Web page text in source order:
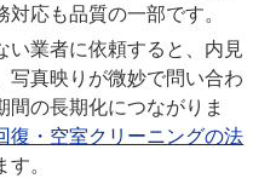
応も品質の一部です。
い業者に依頼すると、内見
写真映りが微妙で問い合わ
間の長期化につながりま
復・空室クリーニングの法
。